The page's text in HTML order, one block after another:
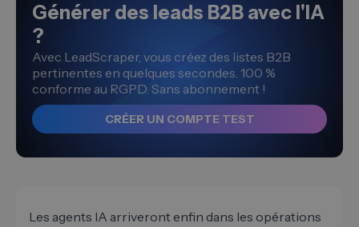
Générer des leads B2B avec l'IA
?
Avec LeadScraper, vous créez des listes B2B
pertinentes en quelques secondes. 100 %
conforme au RGPD. Sans abonnement !
CRÉER UN COMPTE TEST
Les agents IA arriveront enfin dans les opérations